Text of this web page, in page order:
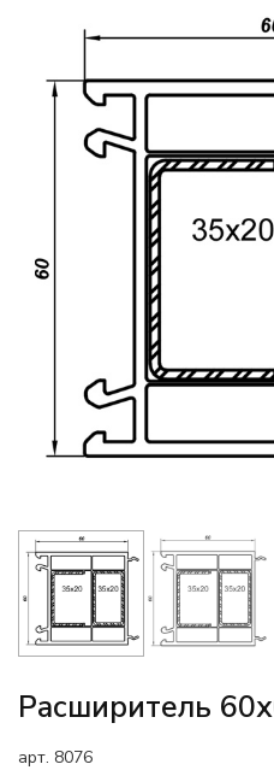
Расширитель
арт. 8076